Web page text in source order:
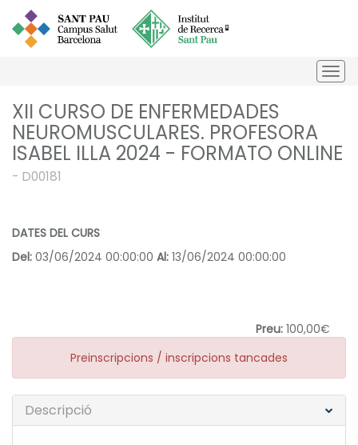
XII CURSO DE ENFERMEDADES
NEUROMUSCULARES. PROFESORA
ISABEL ILLA 2024 - FORMATO ONLINE
- D00181
DATES DEL CURS
Del: 03/06/2024 00:00:00 Al: 13/06/2024 00:00:00
Preu: 100,00€
Preinscripcions / inscripcions tancades
Descripció